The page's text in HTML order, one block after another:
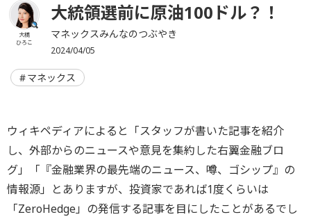
大橋
ひろこ
大統領選前に原油100ドル？！
マネックスみんなのつぶやき
2024/04/05
マネックス
ウィキペディアによると「スタッフが書いた記事を紹介
し、外部からのニュースや意見を集約した右翼金融ブロ
グ」「『金融業界の最先端のニュース、噂、ゴシップ』の
情報源」とありますが、投資家であれば1度くらいは
「ZeroHedge」の発信する記事を目にしたことがあるでし